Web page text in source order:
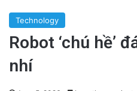
Technology
Robot ‘chú hề’
nhí